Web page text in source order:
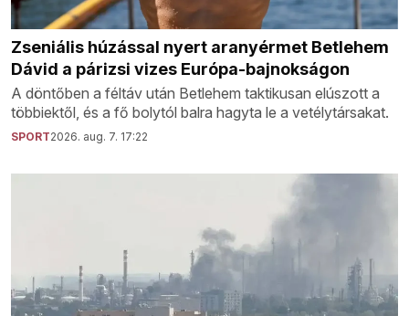
Zseniális húzással nyert aranyérmet Betlehem
Dávid a párizsi vizes Európa-bajnokságon
A döntőben a féltáv után Betlehem taktikusan elúszott a
többiektől, és a fő bolytól balra hagyta le a vetélytársakat.
SPORT2026. aug. 7. 17:22